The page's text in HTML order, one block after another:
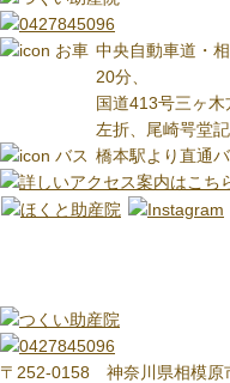
お車 中央自動車道・
20分、
国道413号三ヶ
左折、尾崎咢堂
バス 橋本駅より直通
〒252-0158 神奈川県相模原